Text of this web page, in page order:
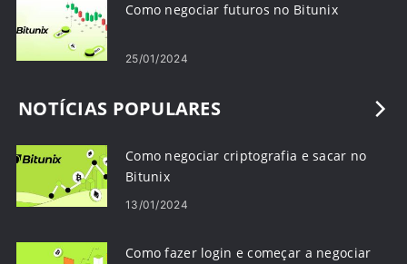
Como negociar futuros no Bitunix
25/01/2024
NOTÍCIAS POPULARES
Como negociar criptografia e sacar no
Bitunix
13/01/2024
Como fazer login e começar a negociar